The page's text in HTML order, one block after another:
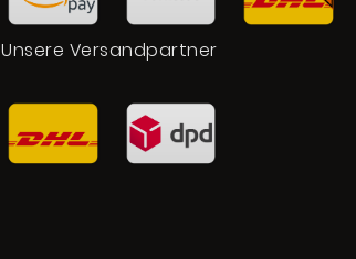
Unsere Versandpartner